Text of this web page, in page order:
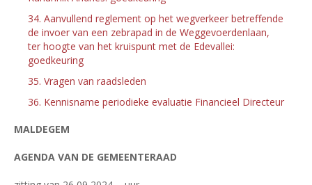
34. Aanvullend reglement op het wegverkeer betreffende
de invoer van een zebrapad in de Weggevoerdenlaan,
ter hoogte van het kruispunt met de Edevallei:
goedkeuring
35. Vragen van raadsleden
36. Kennisname periodieke evaluatie Financieel Directeur
MALDEGEM
AGENDA VAN DE GEMEENTERAAD